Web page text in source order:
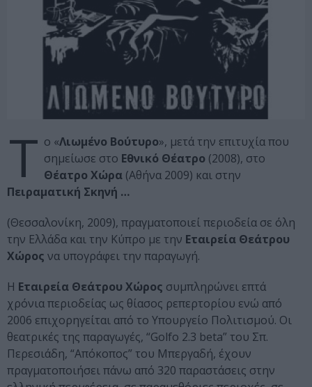
Τ ο «Λιωμένο Βούτυρο», μετά την επιτυχία που
σημείωσε στο Εθνικό Θέατρο (2008), στο
Θέατρο Χώρα (Αθήνα 2009) και στην
Πειραματική Σκηνή …
(Θεσσαλονίκη, 2009), πραγματοποιεί περιοδεία σε όλη
την Ελλάδα και την Κύπρο με την Εταιρεία Θεάτρου
Χώρος να υπογράφει την παραγωγή.
Η Εταιρεία Θεάτρου Χώρος συμπληρώνει επτά
χρόνια περιοδείας ως θίασος ρεπερτορίου ενώ από
2006 επιχορηγείται από το Υπουργείο Πολιτισμού. Οι
θεατρικές της παραγωγές, “Golfo 2.3 beta” του Σπ.
Περεσιάδη, “Απόκοπος” του Μπεργαδή, έχουν
πραγματοποιήσει πάνω από 320 παραστάσεις στην